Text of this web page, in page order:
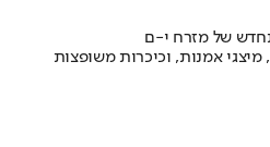
של מזרח י-ם
אמנות, וכיכרות משופצות